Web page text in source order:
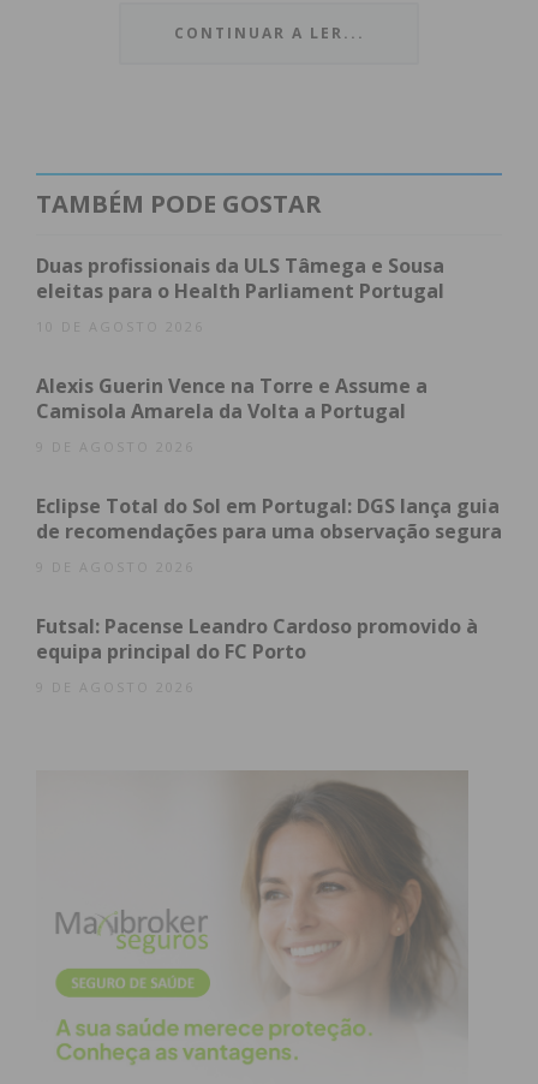
Assine nossa newsletter por e-mail e
obtenha de forma regular a informação
Eu li e concordo com ostermos e
CONTINUAR A LER...
TAMBÉM PODE GOSTAR
Duas profissionais da ULS Tâmega e Sousa
eleitas para o Health Parliament Portugal
10 DE AGOSTO 2026
Alexis Guerin Vence na Torre e Assume a
Camisola Amarela da Volta a Portugal
9 DE AGOSTO 2026
Eclipse Total do Sol em Portugal: DGS lança guia
de recomendações para uma observação segura
9 DE AGOSTO 2026
Futsal: Pacense Leandro Cardoso promovido à
equipa principal do FC Porto
9 DE AGOSTO 2026